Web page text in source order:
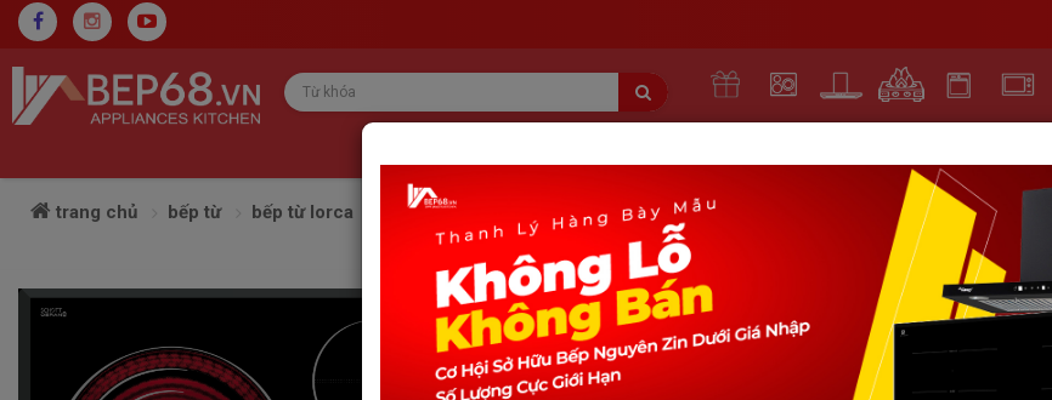
trang chủ bếp từ bếp từ lorca bếp điện từ lorca lce-306
BẾP ĐIỆN TỪ LORCA LCE-306
5 (25 reviews)